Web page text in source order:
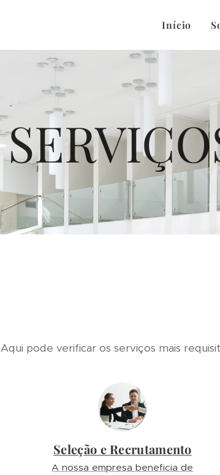
Início
Aqui pode verificar os serviços mais
Seleção e Recrutamento
A nossa empresa beneficia de